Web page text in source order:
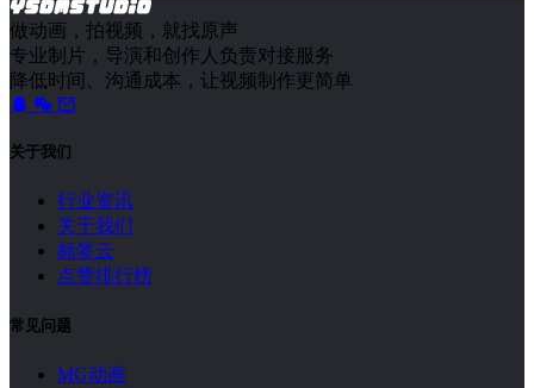
做动画，拍视频，就找原声
专业制片，导演和创作人负责对接服务
降低时间、沟通成本，让视频制作更简单
关于我们
行业资讯
关于我们
标签云
点赞排行榜
常见问题
MG动画